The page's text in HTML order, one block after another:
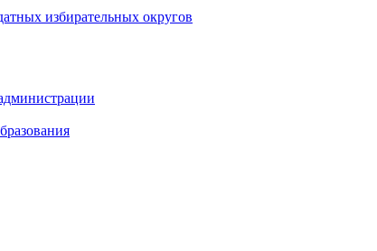
избирательных округов